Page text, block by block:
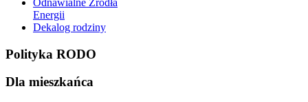
Odnawialne Źródła
Energii
Dekalog rodziny
Polityka RODO
Dla mieszkańca